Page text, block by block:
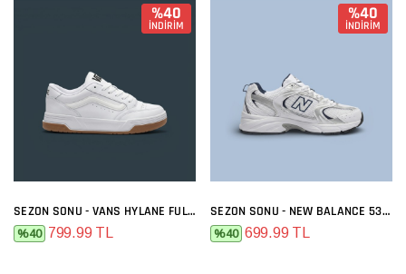
%40
İNDİRİM
SEZON SONU - VANS HYLANE FULL BEYAZ
%40 799.99 TL
%40
İNDİRİM
SEZON SONU - NEW BALANCE 530 BEYAZ LACI
%40 699.99 TL